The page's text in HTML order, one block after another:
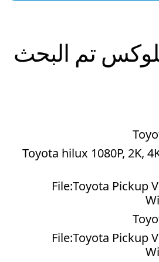
تم البحث
Toyota hilux 1080P, 2K,
File:Toyota Pickup
File:Toyota Pickup